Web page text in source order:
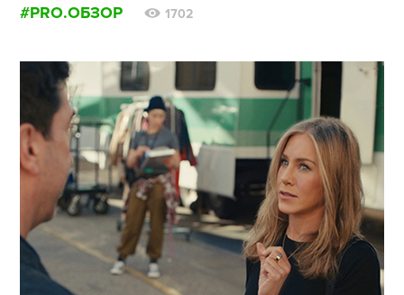
#PRO.ОБЗОР 1702
КОНТАКТЫ